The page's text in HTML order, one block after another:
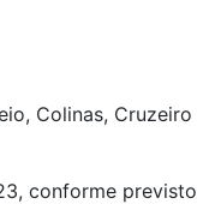
Colinas, Cruzeiro
conforme